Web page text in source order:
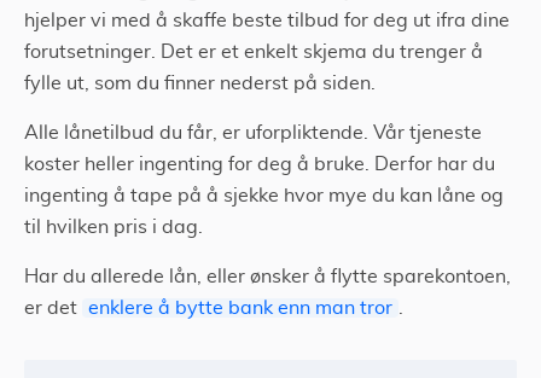
hjelper vi med å skaffe beste tilbud for deg ut ifra dine
forutsetninger. Det er et enkelt skjema du trenger å
fylle ut, som du finner nederst på siden.
Alle lånetilbud du får, er uforpliktende. Vår tjeneste
koster heller ingenting for deg å bruke. Derfor har du
ingenting å tape på å sjekke hvor mye du kan låne og
til hvilken pris i dag.
Har du allerede lån, eller ønsker å flytte sparekontoen,
er det enklere å bytte bank enn man tror